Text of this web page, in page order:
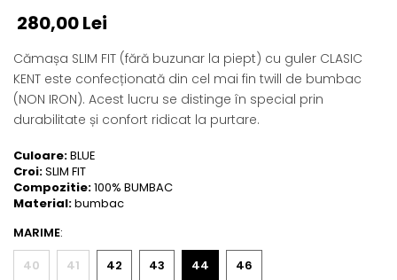
280,00 Lei
Cămașa SLIM FIT (fără buzunar la piept) cu guler CLASIC
KENT este confecționată din cel mai fin twill de bumbac
(NON IRON). Acest lucru se distinge în special prin
durabilitate și confort ridicat la purtare.
Culoare:BLUE
Croi:SLIM FIT
Compozitie:100% BUMBAC
Material:bumbac
MARIME:
40
41 42 43 44 46